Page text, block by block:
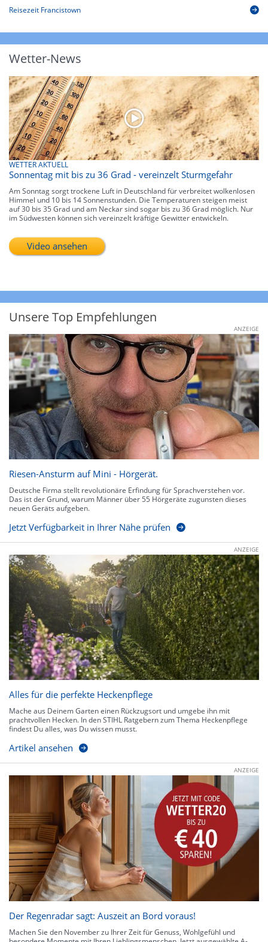
Reisezeit Francistown
Wetter-News
WETTER AKTUELL
Sonnentag mit bis zu 36 Grad - vereinzelt Sturmgefahr
Am Sonntag sorgt trockene Luft in Deutschland für verbreitet wolkenlosen
Himmel und 10 bis 14 Sonnenstunden. Die Temperaturen steigen meist
auf 30 bis 35 Grad und am Neckar sind sogar bis zu 36 Grad möglich. Nur
im Südwesten können sich vereinzelt kräftige Gewitter entwickeln.
Video ansehen
Unsere Top Empfehlungen
ANZEIGE
Riesen-Ansturm auf Mini - Hörgerät.
Deutsche Firma stellt revolutionäre Erfindung für Sprachverstehen vor.
Das ist der Grund, warum Männer über 55 Hörgeräte zugunsten dieses
neuen Geräts aufgeben.
Jetzt Verfügbarkeit in Ihrer Nähe prüfen
ANZEIGE
Alles für die perfekte Heckenpflege
Mache aus Deinem Garten einen Rückzugsort und umgebe ihn mit
prachtvollen Hecken. In den STIHL Ratgebern zum Thema Heckenpflege
findest Du alles, was Du wissen musst.
Artikel ansehen
ANZEIGE
Der Regenradar sagt: Auszeit an Bord voraus!
Machen Sie den November zu Ihrer Zeit für Genuss, Wohlgefühl und